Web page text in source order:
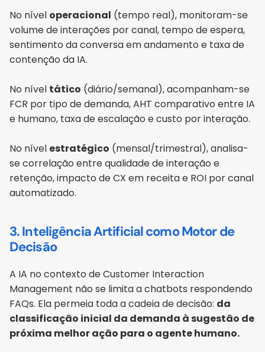
No nível operacional (tempo real), monitoram-se
volume de interações por canal, tempo de espera,
sentimento da conversa em andamento e taxa de
contenção da IA.
No nível tático (diário/semanal), acompanham-se
FCR por tipo de demanda, AHT comparativo entre IA
e humano, taxa de escalação e custo por interação.
No nível estratégico (mensal/trimestral), analisa-
se correlação entre qualidade de interação e
retenção, impacto de CX em receita e ROI por canal
automatizado.
3. Inteligência Artificial como Motor de
Decisão
A IA no contexto de Customer Interaction
Management não se limita a chatbots respondendo
FAQs. Ela permeia toda a cadeia de decisão: da
classificação inicial da demanda à sugestão de
próxima melhor ação para o agente humano.